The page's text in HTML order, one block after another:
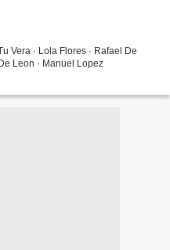
Vera · Lola Flores · Rafael De
Leon · Manuel Lopez